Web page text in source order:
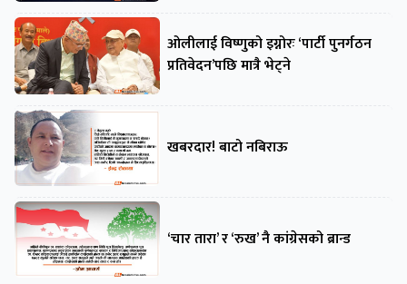
ओलीलाई विष्णुको इग्नोरः ‘पार्टी पुनर्गठन
प्रतिवेदन’पछि मात्रै भेट्ने
खबरदार! बाटो नबिराऊ
‘चार तारा’ र ‘रुख’ नै कांग्रेसको ब्रान्ड